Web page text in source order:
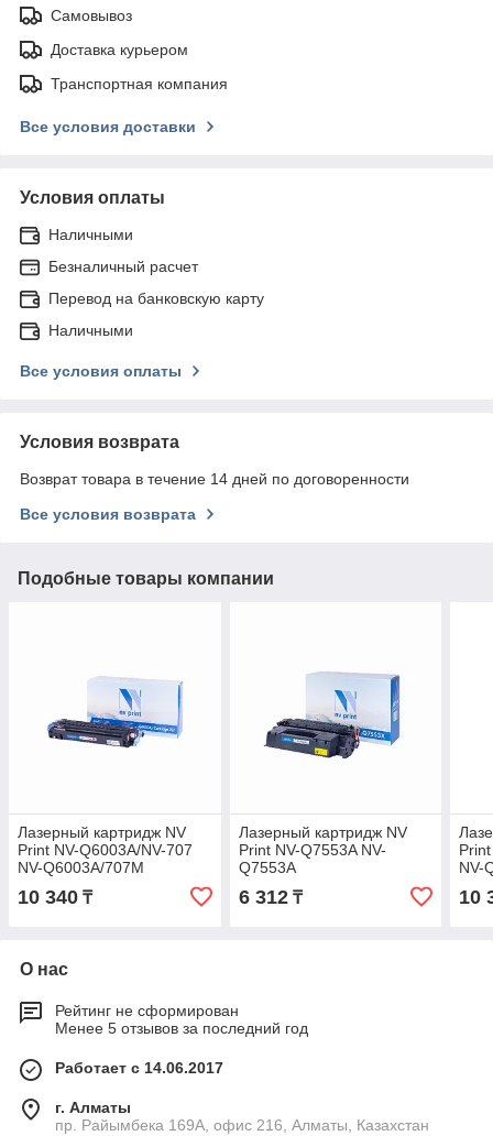
Самовывоз
Доставка курьером
Транспортная компания
Все условия доставки
Условия оплаты
Наличными
Безналичный расчет
Перевод на банковскую карту
Наличными
Все условия оплаты
Условия возврата
Возврат товара в течение 14 дней по договоренности
Все условия возврата
Подобные товары компании
Лазерный картридж NV
Print NV-Q6003A/NV-707
NV-Q6003A/707M
10 340 ₸
Лазерный картридж NV
Print NV-Q7553A NV-
Q7553A
6 312₸
NV-
10
О нас
Рейтинг не сформирован
Менее 5 отзывов за последний год
Работает с 14.06.2017
г. Алматы
пр. Райымбека 169А, офис 216, Алматы, Казахстан